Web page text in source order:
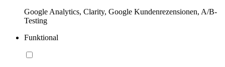
Google Analytics, Clarity, Google Kundenrezensionen, A/B-
Testing
Funktional